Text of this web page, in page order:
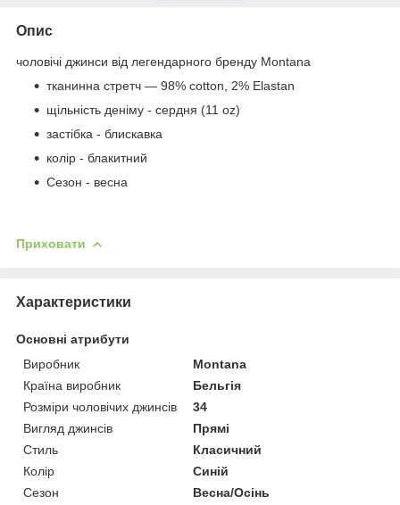
Опис
чоловічі джинси від легендарного бренду Montana
тканинна стретч — 98% cotton, 2% Elastan
щільність деніму - сердня (11 oz)
застібка - блискавка
колір - блакитний
Сезон - весна
Приховати
Характеристики
Основні атрибути
Виробник
Montana
Країна виробник
Бельгія
Розміри чоловічих джинсів
34
Вигляд джинсів
Прямі
Стиль
Класичний
Колір
Синій
Сезон
Весна/Осінь